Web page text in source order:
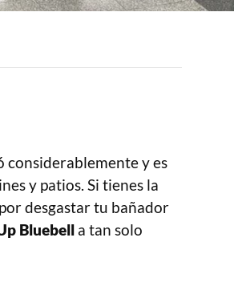
considerablemente y es
y patios. Si tienes la
desgastar tu bañador
Bluebell a tan solo